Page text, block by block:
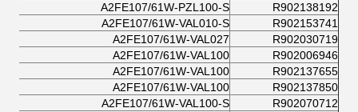
R902138192
A2FE107/61W-PZL100-S
R902153741
A2FE107/61W-VAL010-S
R902030719
A2FE107/61W-VAL027
R902006946
A2FE107/61W-VAL100
R902137655
A2FE107/61W-VAL100
R902137850
A2FE107/61W-VAL100
R902070712
A2FE107/61W-VAL100-S